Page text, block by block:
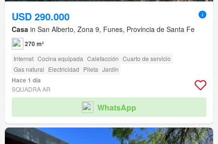
USD 290.000
Casa in San Alberto, Zona 9, Funes, Provincia de Santa Fe
270 m²
Internet Cocina equipada Calefacción Cuarto de servicio
Gas natural Electricidad Pileta Jardín
Hace 1 día
SQUADRA AR
WhatsApp